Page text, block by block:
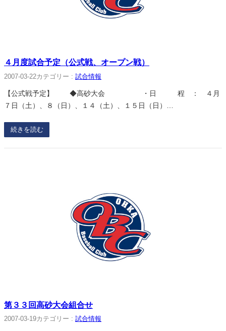
４月度試合予定（公式戦、オープン戦）
2007-03-22カテゴリー : 試合情報
【公式戦予定】 ◆高砂大会 ・日 程 ： ４月
７日（土）、８（日）、１４（土）、１５日（日）…
続きを読む
第３３回高砂大会組合せ
2007-03-19カテゴリー : 試合情報